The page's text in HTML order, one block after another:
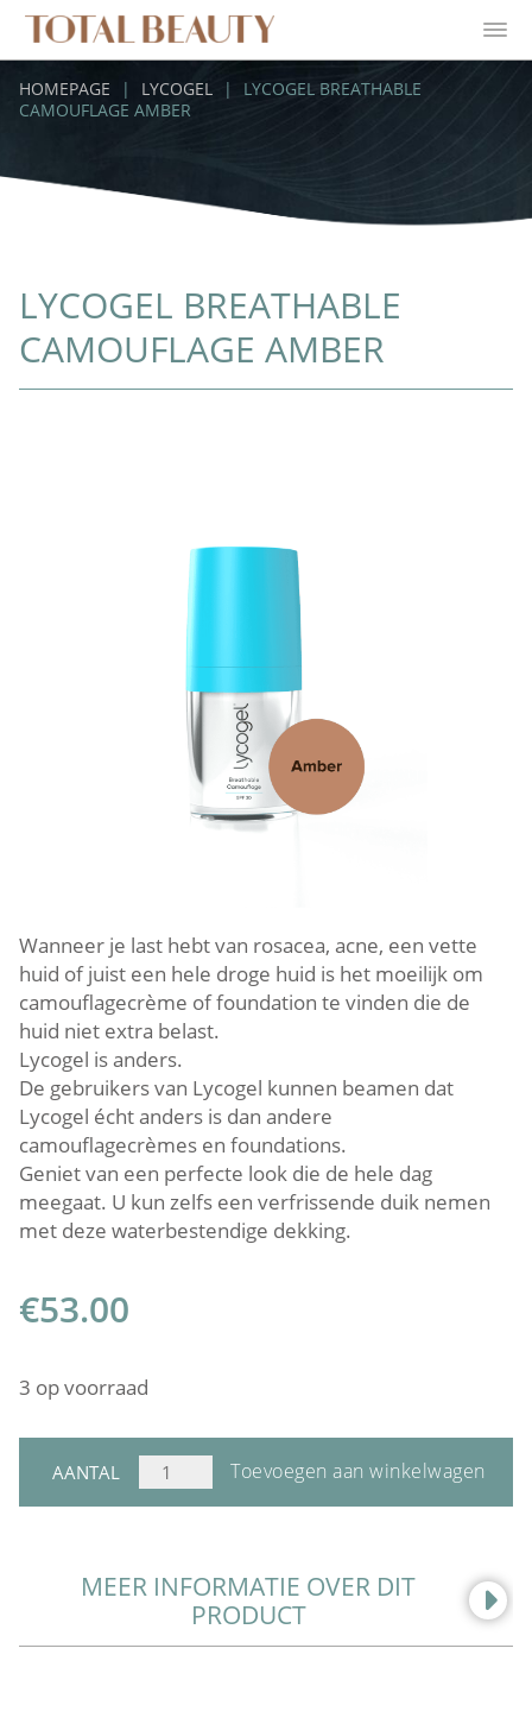
HOMEPAGE | LYCOGEL |
LYCOGEL BREATHABLE
CAMOUFLAGE AMBER
LYCOGEL BREATHABLE
CAMOUFLAGE AMBER
Wanneer je last hebt van rosacea, acne, een vette
huid of juist een hele droge huid is het moeilijk om
camouflagecrème of foundation te vinden die de
huid niet extra belast.
Lycogel is anders.
De gebruikers van Lycogel kunnen beamen dat
Lycogel écht anders is dan andere
camouflagecrèmes en foundations.
Geniet van een perfecte look die de hele dag
meegaat. U kun zelfs een verfrissende duik nemen
met deze waterbestendige dekking.
€53.00
3 op voorraad
AANTAL
LYCOGEL
BREATHABLE
AANTAL
Toevoegen aan winkelwagen
MEER INFORMATIE OVER DIT
PRODUCT